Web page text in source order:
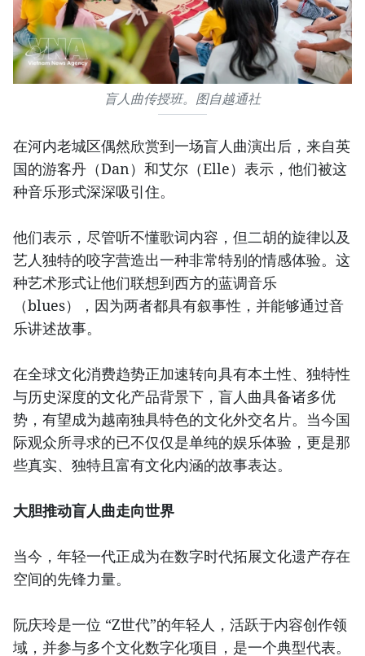
盲人曲传授班。图自越通社
在河内老城区偶然欣赏到一场盲人曲演出后，来自英
国的游客丹（Dan）和艾尔（Elle）表示，他们被这
种音乐形式深深吸引住。
他们表示，尽管听不懂歌词内容，但二胡的旋律以及
艺人独特的咬字营造出一种非常特别的情感体验。这
种艺术形式让他们联想到西方的蓝调音乐
（blues），因为两者都具有叙事性，并能够通过音
乐讲述故事。
在全球文化消费趋势正加速转向具有本土性、独特性
与历史深度的文化产品背景下，盲人曲具备诸多优
势，有望成为越南独具特色的文化外交名片。当今国
际观众所寻求的已不仅仅是单纯的娱乐体验，更是那
些真实、独特且富有文化内涵的故事表达。
大胆推动盲人曲走向世界
当今，年轻一代正成为在数字时代拓展文化遗产存在
空间的先锋力量。
阮庆玲是一位 “Z世代”的年轻人，活跃于内容创作领
域，并参与多个文化数字化项目，是一个典型代表。